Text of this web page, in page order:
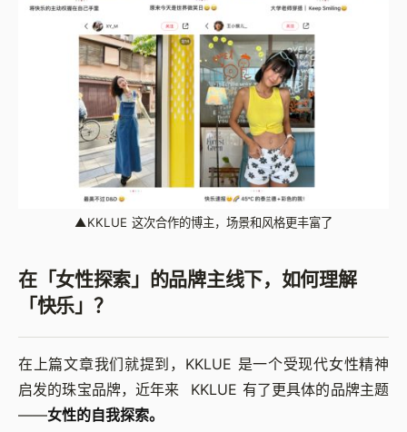
▲KKLUE 这次合作的博主，场景和风格更丰富了
在「女性探索」的品牌主线下，如何理解
「快乐」？
在上篇文章我们就提到，KKLUE 是一个受现代女性精神
启发的珠宝品牌，近年来 KKLUE 有了更具体的品牌主题
——女性的自我探索。